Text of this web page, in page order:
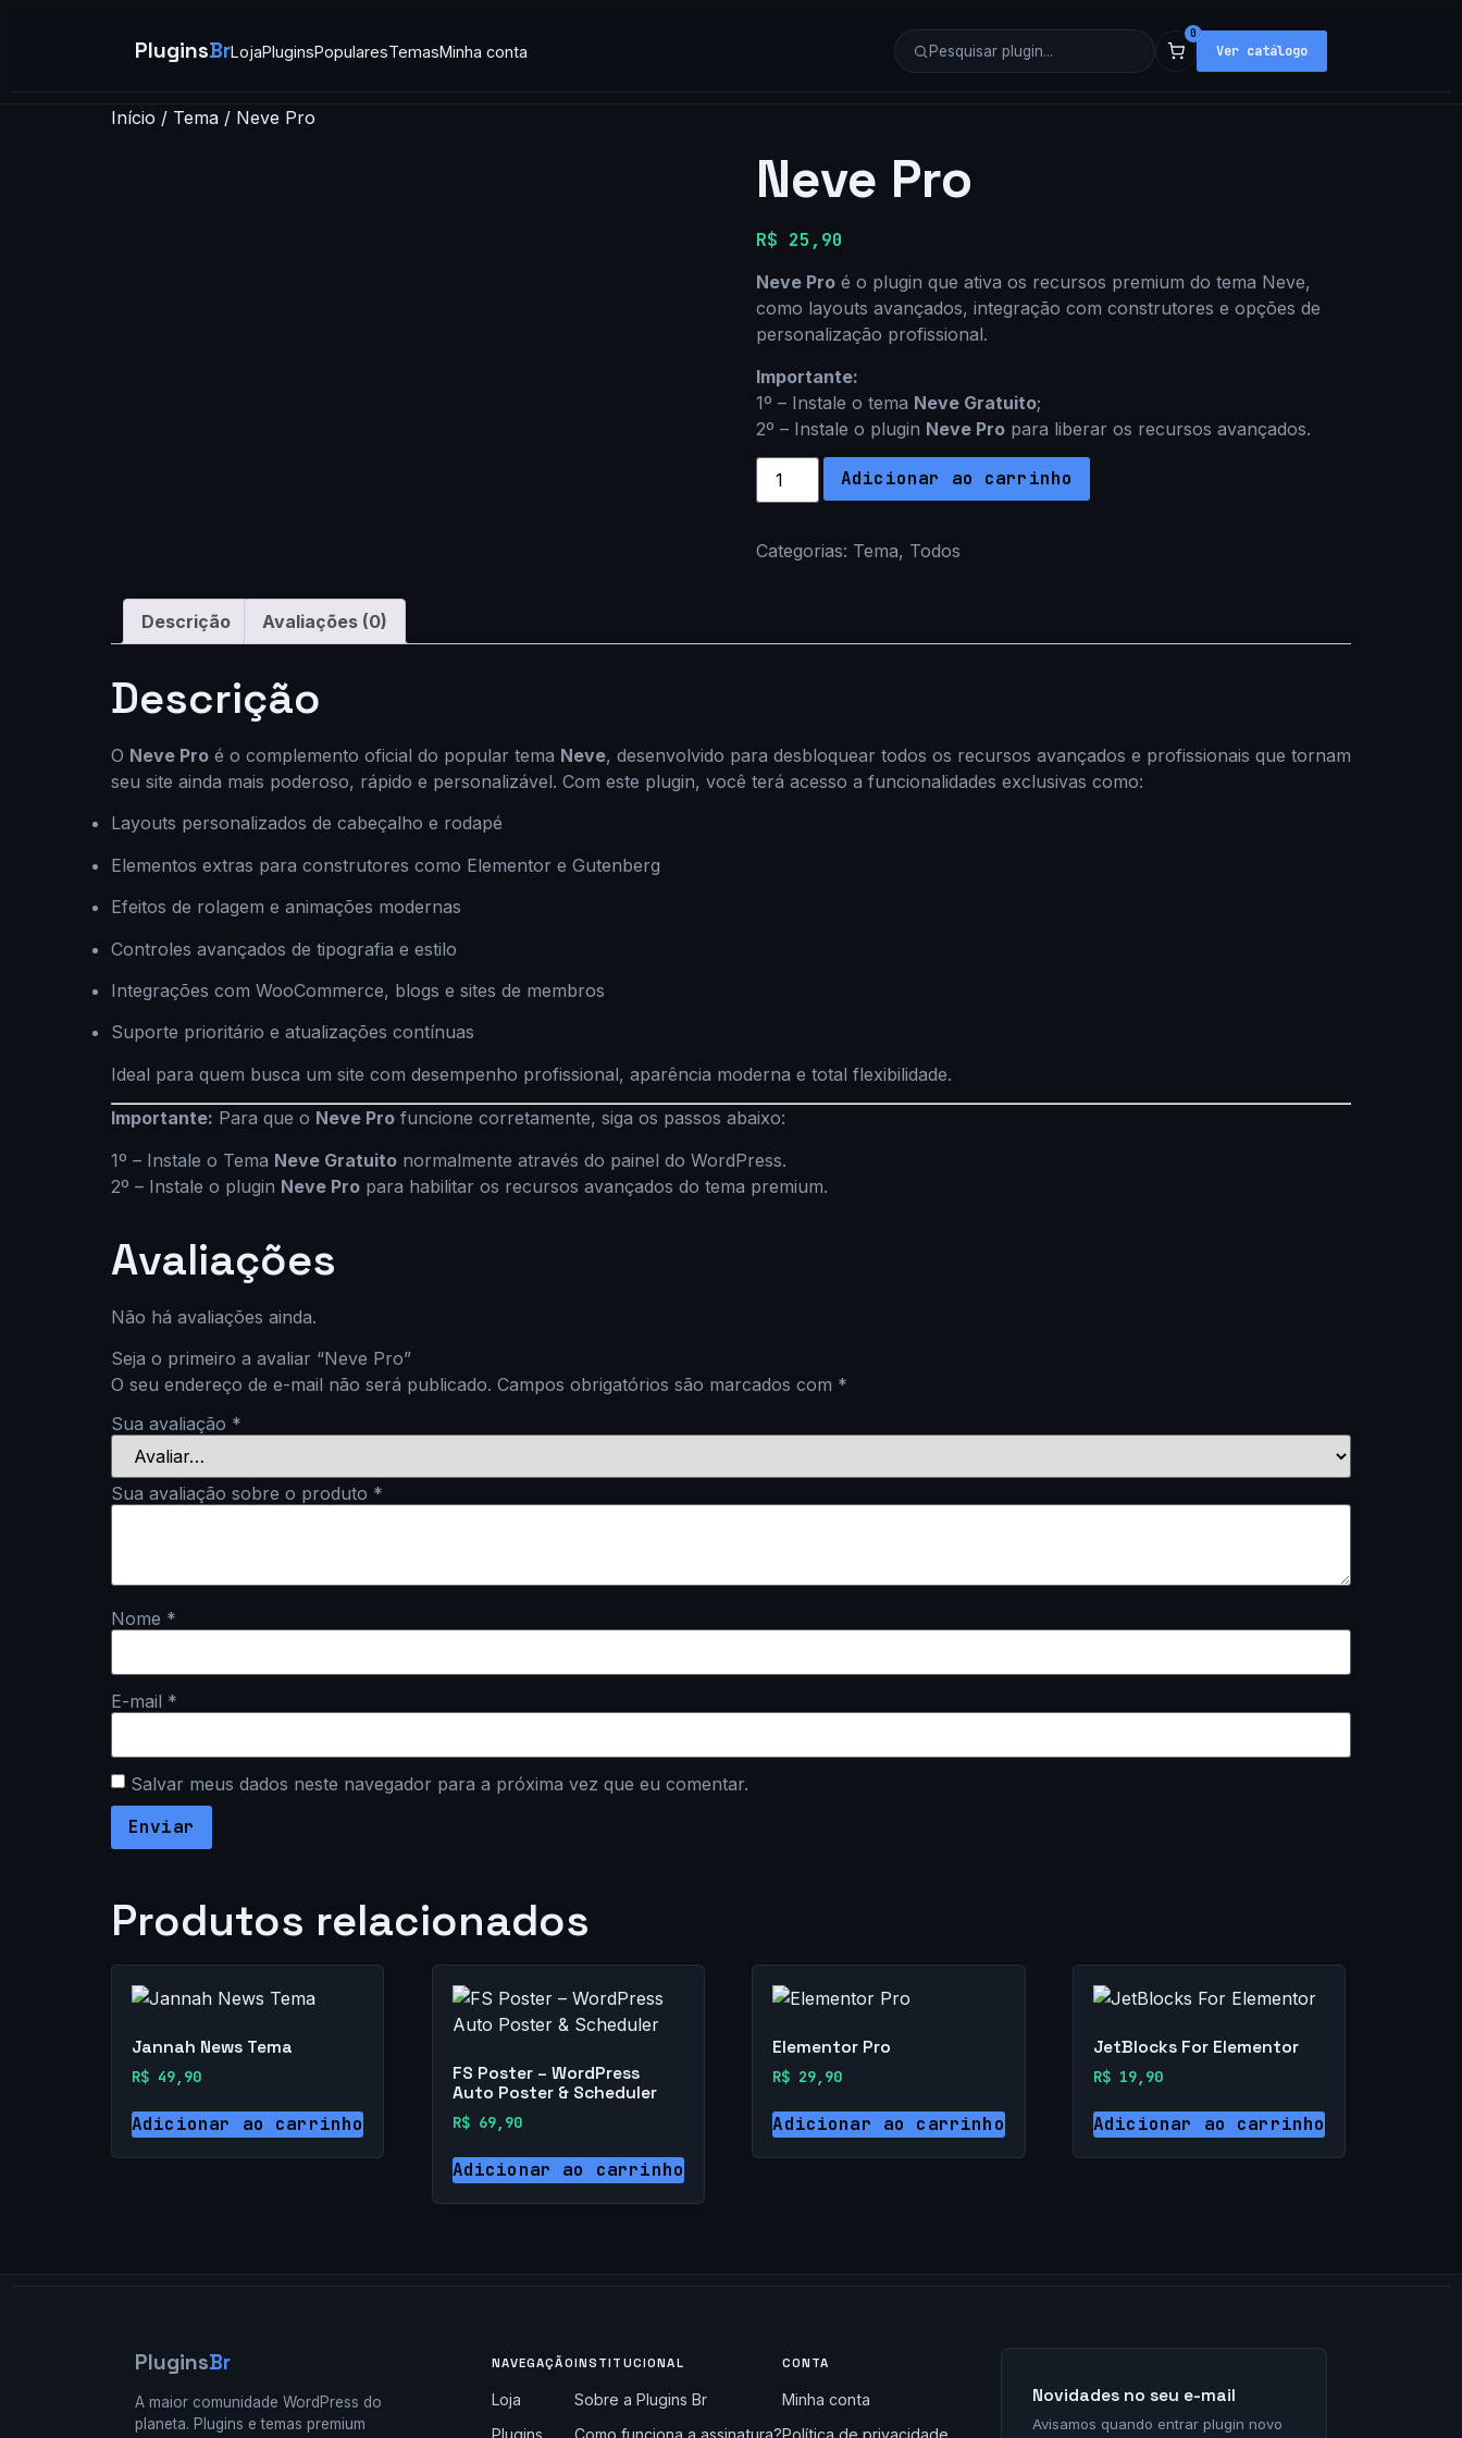
PluginsBrLojaPluginsPopularesTemasMinha conta
0
Ver catálogo
Início / Tema / Neve Pro
Neve Pro
R$ 25,90
Neve Proé o plugin que ativa os recursos premium do tema Neve,
como layouts avançados, integração com construtores e opções de
personalização profissional.
Importante:
1º – Instale o tema Neve Gratuito;
2º – Instale o plugin Neve Propara liberar os recursos avançados.
Adicionar ao carrinho
Categorias: Tema, Todos
Descrição Avaliações (0)
Descrição
O Neve Pro é o complemento oficial do popular tema Neve, desenvolvido para desbloquear todos os recursos avançados e profissionais que tornam
seu site ainda mais poderoso, rápido e personalizável. Com este plugin, você terá acesso a funcionalidades exclusivas como:
Layouts personalizados de cabeçalho e rodapé
Elementos extras para construtores como Elementor e Gutenberg
Efeitos de rolagem e animações modernas
Controles avançados de tipografia e estilo
Integrações com WooCommerce, blogs e sites de membros
Suporte prioritário e atualizações contínuas
Ideal para quem busca um site com desempenho profissional, aparência moderna e total flexibilidade.
Importante: Para que o Neve Pro funcione corretamente, siga os passos abaixo:
1º – Instale o Tema Neve Gratuito normalmente através do painel do WordPress.
2º – Instale o plugin Neve Pro para habilitar os recursos avançados do tema premium.
Avaliações
Não há avaliações ainda.
Seja o primeiro a avaliar “Neve Pro”
O seu endereço de e-mail não será publicado. Campos obrigatórios são marcados com *
Sua avaliação *
Sua avaliação sobre o produto *
Nome *
E-mail *
Salvar meus dados neste navegador para a próxima vez que eu comentar.
Produtos relacionados
Jannah News Tema
R$ 49,90
Adicionar ao carrinho
FS Poster – WordPress
Auto Poster & Scheduler
R$69,90
Adicionar ao carrinho
Elementor Pro
R$ 29,90
Adicionar ao carrinho
JetBlocks For Elementor
R$ 19,90
Adicionar ao carrinho
PluginsBr
A maior comunidade WordPress do
planeta. Plugins e temas premium
NAVEGAÇÃO
Loja
INSTITUCIONAL
Sobre a Plugins Br
CONTA
Minha conta
Novidades no seu e-mail
Avisamos quando entrar plugin novo